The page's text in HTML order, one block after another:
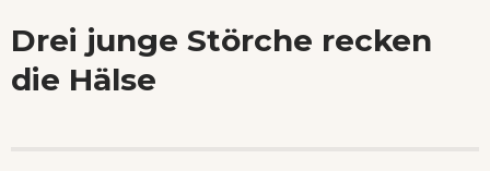
Drei junge Störche recken
die Hälse